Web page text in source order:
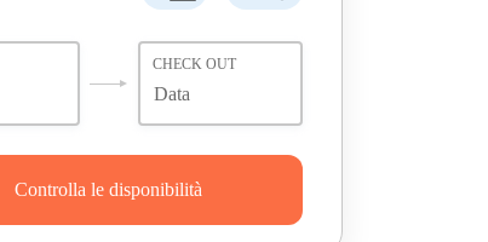
CHECK OUT
Controlla le disponibilità